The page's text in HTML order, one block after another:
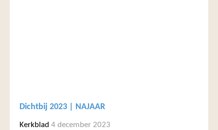
Dichtbij 2023 | NAJAAR
Kerkblad 4 december 2023